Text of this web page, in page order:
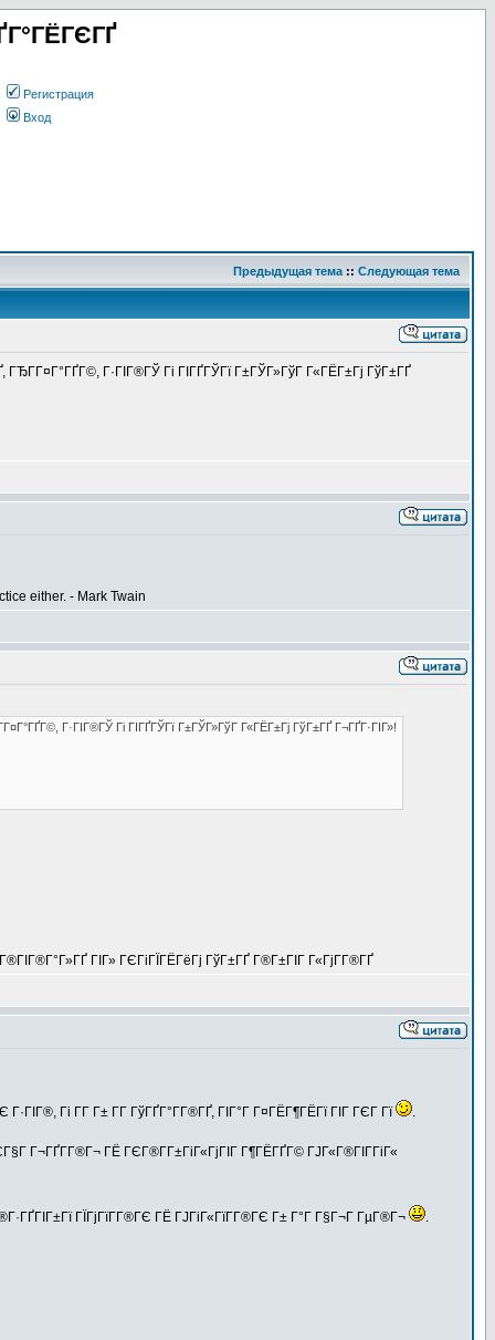
Регистрация
Вход
Предыдущая тема :: Следующая тема
ГЂГ­Г¤Г°ГҐГ©, Г·ГІГ®ГЎ Гі ГІГҐГЎГї Г±ГЎГ»ГўГ Г«ГЁГ±Гј ГўГ±ГҐ
either. - Mark Twain
Г·ГІГ®ГЎ Гі ГІГҐГЎГї Г±ГЎГ»ГўГ Г«ГЁГ±Гј ГўГ±ГҐ Г¬ГҐГ·ГІГ»!
ГІГ» ГЄГіГЇГЁГёГј ГўГ±ГҐ Г®Г±ГІГ Г«ГјГ­Г®ГҐ
Г·ГІГ®, Гі Г­Г Г± Г­Г ГўГҐГ°Г­Г®ГҐ, ГІГ°Г Г¤ГЁГ¶ГЁГї ГІГ ГЄГ Гї .
Г¬ГҐГ­Г®Г¬ ГЁ ГЄГ®Г­Г±ГіГ«ГјГІГ Г¶ГЁГҐГ© ГЈГ«Г®ГІГ­ГіГ«
ГЇГјГїГ­Г®ГЄ ГЁ ГЈГіГ«ГїГ­Г®ГЄ Г± Г°Г Г§Г¬Г ГµГ®Г¬ .